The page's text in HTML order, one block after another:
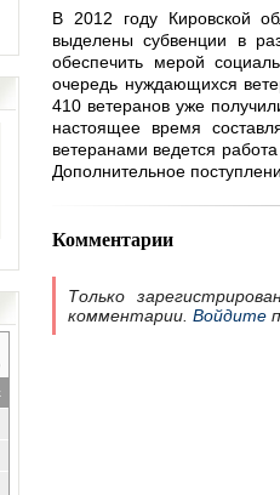
В 2012 году Кировской
выделены субвенции в
обеспечить мерой
очередь нуждающихся
410 ветеранов уже
настоящее время
ветеранами ведется
Дополнительное
Комментарии
Только
комментарии. Войдите